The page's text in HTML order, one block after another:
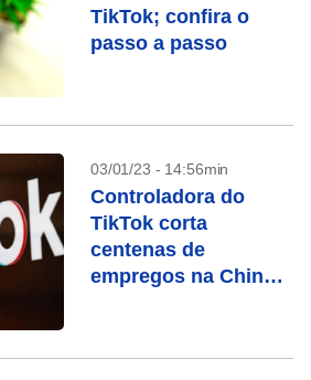
TikTok; confira o
passo a passo
03/01/23 - 14:56min
Controladora do
TikTok corta
centenas de
empregos na China,